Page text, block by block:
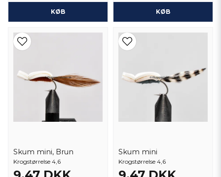
KØB KØB
Skum mini, Brun
Krogstørrelse 4,6
Skum mini
Krogstørrelse 4,6